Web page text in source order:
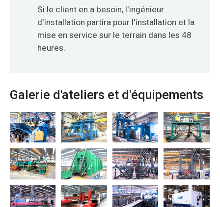
Si le client en a besoin, l'ingénieur
d'installation partira pour l'installation et la
mise en service sur le terrain dans les 48
heures.
Galerie d'ateliers et d'équipements